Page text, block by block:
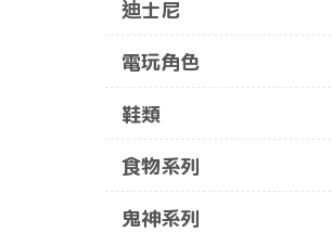
迪士尼
電玩角色
鞋類
食物系列
鬼神系列